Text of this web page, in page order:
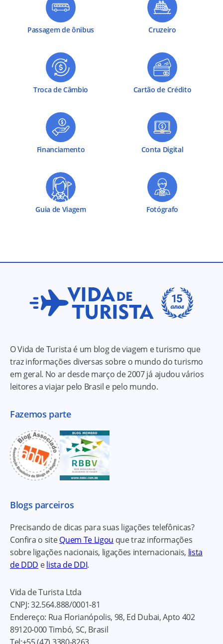
Passagem de ônibus Cruzeiro
Troca de Câmbio Cartão de Crédito
Financiamento Conta Digital
Guia de Viagem Fotógrafo
O Vida de Turista é um blog de viagem e turismo que
traz informações diversas sobre o mundo do turismo
em geral. No ar desde março de 2007 já ajudou vários
leitores a viajar pelo Brasil e pelo mundo.
Fazemos parte
Blogs parceiros
Precisando de dicas para suas ligações telefônicas?
Confira o siteQuem Te Ligou que traz informações
sobre ligações nacionais, ligações internacionais, lista
de DDD elista de DDI.
Vida de Turista Ltda
CNPJ:32.564.888/0001-81
Endereço: Rua Florianópolis, 98, Ed Dubai, Apto 402
89120-000Timbó, SC, Brasil